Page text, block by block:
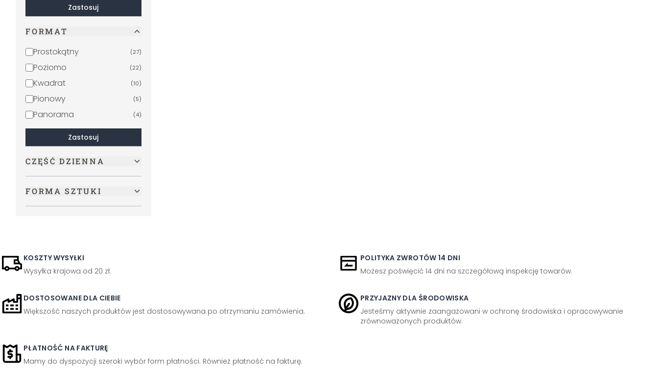
Zastosuj
FORMAT
Prostokątny (27)
Poziomo (22)
Kwadrat (10)
Pionowy (5)
Panorama (4)
Zastosuj
CZĘŚĆ DZIENNA
FORMA SZTUKI
KOSZTY WYSYŁKI
Wysyłka krajowa od 20 zł.
POLITYKA ZWROTÓW 14 DNI
Możesz poświęcić 14 dni na szczegółową inspekcję towarów.
DOSTOSOWANE DLA CIEBIE
Większość naszych produktów jest dostosowywana po otrzymaniu zamówienia.
PRZYJAZNY DLA ŚRODOWISKA
Jesteśmy aktywnie zaangażowani w ochronę środowiska i opracowywanie
zrównoważonych produktów.
PŁATNOŚĆ NA FAKTURĘ
Mamy do dyspozycji szeroki wybór form płatności. Również płatność na fakturę.